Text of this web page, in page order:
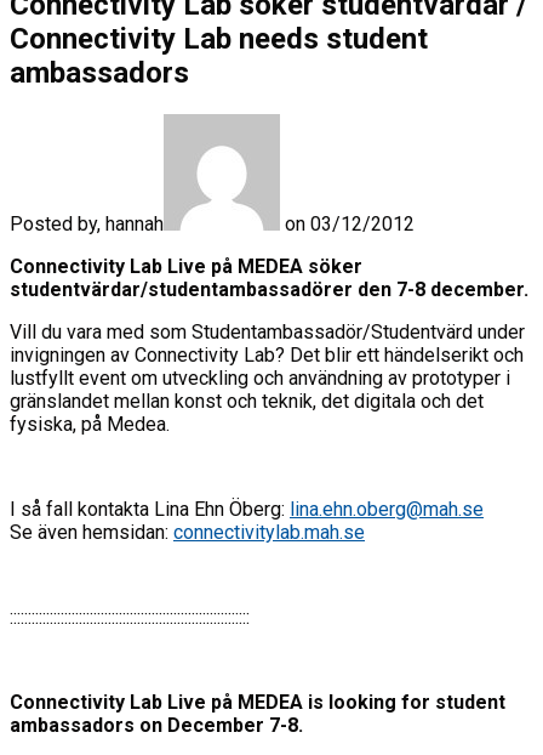
Connectivity Lab needs student
ambassadors
Posted by, hannah
on 03/12/2012
Connectivity Lab Live på MEDEA söker
studentvärdar/studentambassadörer den 7-8 december.
Vill du vara med som Studentambassadör/Studentvärd under
invigningen av Connectivity Lab? Det blir ett händelserikt och
lustfyllt event om utveckling och användning av prototyper i
gränslandet mellan konst och teknik, det digitala och det
fysiska, på Medea.
I så fall kontakta Lina Ehn Öberg: lina.ehn.oberg@mah.se
Se även hemsidan: connectivitylab.mah.se
::::::::::::::::::::::::::::::::::::::::::::::::::::::::::::::::::
Connectivity Lab Live på MEDEA is looking for student
ambassadors on December 7-8.